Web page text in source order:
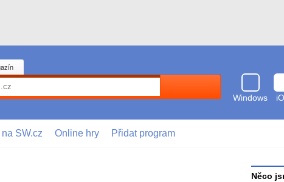
Windows
SW.cz Online hry Přidat program
Něco